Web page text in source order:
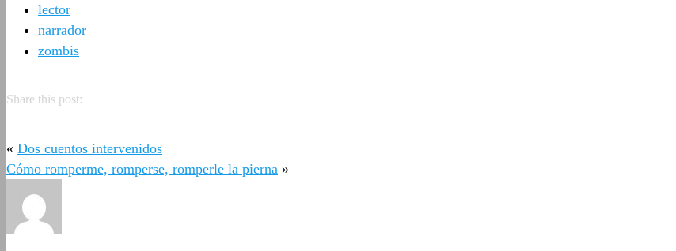
lector
narrador
zombis
Share this post:
« Dos cuentos intervenidos
Cómo romperme, romperse, romperle la pierna »